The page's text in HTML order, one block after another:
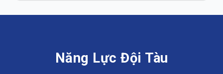
Năng Lực Đội Tàu